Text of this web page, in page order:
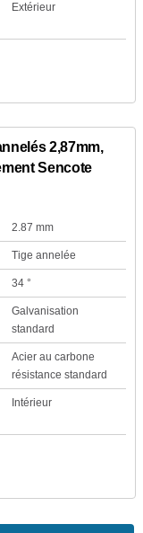
Extérieur
2,87mm,
Sencote
2.87 mm
Tige annelée
34 °
Galvanisation
standard
Acier au carbone
résistance standard
Intérieur